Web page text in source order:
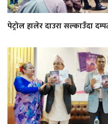
पेट्रोल हालेर दाउरा सल्काउँदा